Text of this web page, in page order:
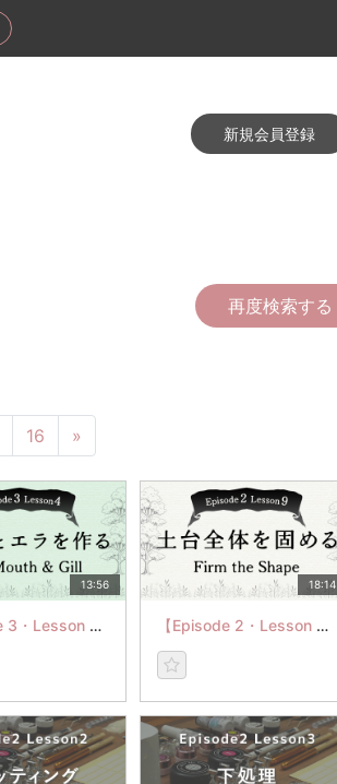
新規会員登録
再度検索する
16 »
13:56
【Episode 3・Lesson 4】目と口とエラを作る
18:14
【Episode 2・Lesson 9】土台全体を固める